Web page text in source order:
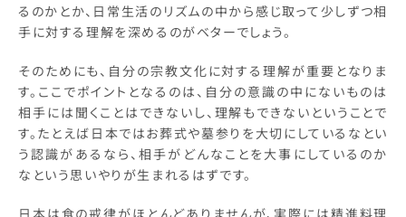
るのかとか、日常生活のリズムの中から感じ取って少しずつ相
手に対する理解を深めるのがベターでしょう。
そのためにも、自分の宗教文化に対する理解が重要となりま
す。ここでポイントとなるのは、自分の意識の中にないものは
相手には聞くことはできないし、理解もできないということで
す。たとえば日本ではお葬式や墓参りを大切にしているなとい
う認識があるなら、相手がどんなことを大事にしているのか
なという思いやりが生まれるはずです。
日本は食の戒律がほとんどありませんが、実際には精進料理